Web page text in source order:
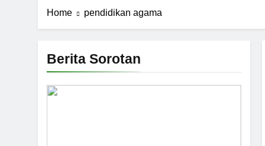
Home pendidikan agama
Berita Sorotan